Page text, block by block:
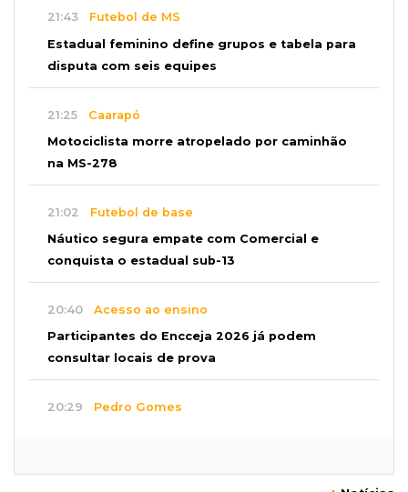
21:43 Futebol de MS
Estadual feminino define grupos e tabela para
disputa com seis equipes
21:25 Caarapó
Motociclista morre atropelado por caminhão
na MS-278
21:02 Futebol de base
Náutico segura empate com Comercial e
conquista o estadual sub-13
20:40 Acesso ao ensino
Participantes do Encceja 2026 já podem
consultar locais de prova
20:29 Pedro Gomes